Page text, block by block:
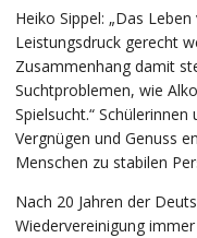
Heiko Sippel: „Das
Leistungsdruck gerecht
Zusammenhang damit
Suchtproblemen, wie
Spielsucht.“
Vergnügen und Genuss
Menschen zu stabilen
Nach 20 Jahren der
Wiedervereinigung